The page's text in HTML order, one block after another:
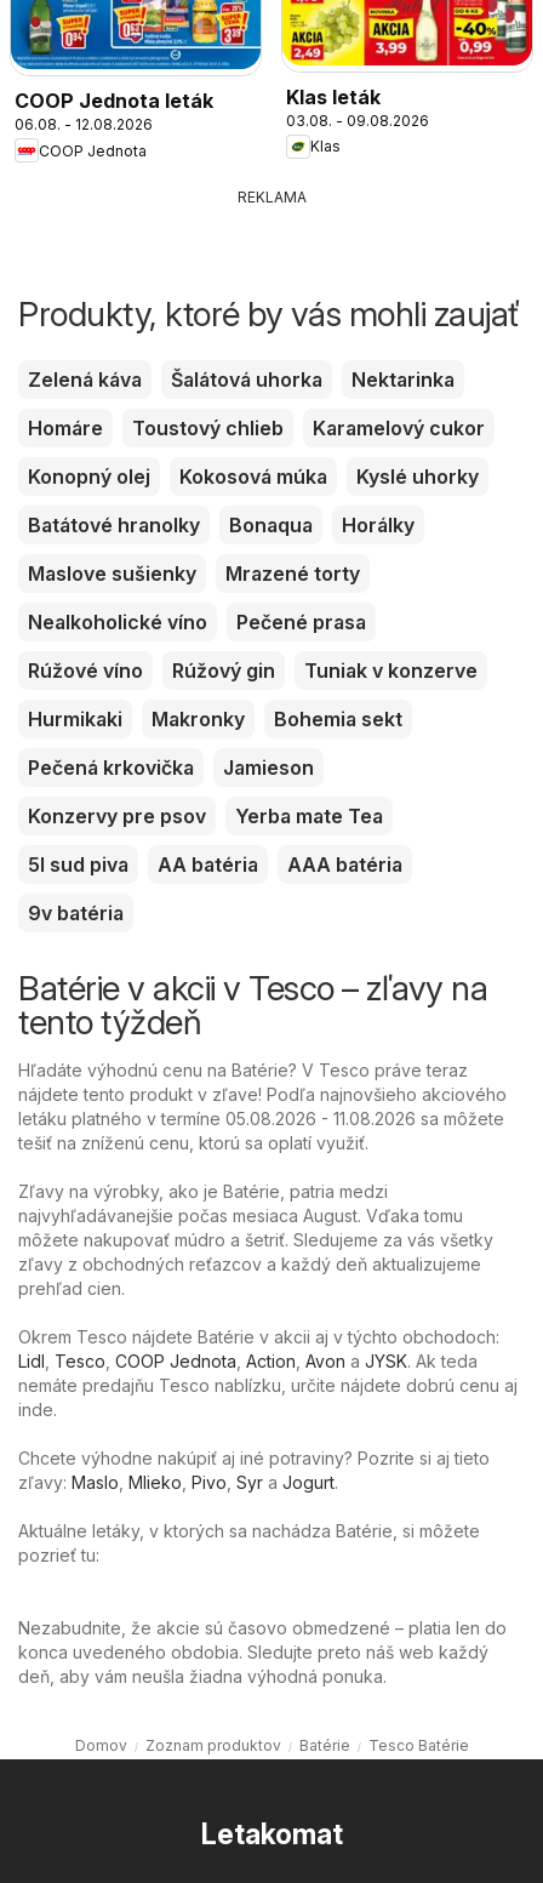
COOP Jednota leták
06.08. - 12.08.2026
COOP Jednota
Klas leták
03.08. - 09.08.2026
Klas
REKLAMA
Produkty, ktoré by vás mohli zaujať
Zelená káva Šalátová uhorka
Nektarinka
Homáre
Toustový chlieb
Karamelový cukor
Konopný olej
Kokosová múka
Kyslé uhorky
Batátové hranolky
Bonaqua
Horálky
Maslove sušienky
Mrazené torty
Nealkoholické víno
Pečené prasa
Rúžové víno
Rúžový gin
Tuniak v konzerve
Hurmikaki
Makronky
Bohemia sekt
Pečená krkovička
Jamieson
Konzervy pre psov
Yerba mate Tea
5l sud piva
AA batéria
AAA batéria
9v batéria
Batérie v akcii v Tesco – zľavy na
tento týždeň
Hľadáte výhodnú cenu na Batérie? V Tesco práve teraz
nájdete tento produkt v zľave! Podľa najnovšieho akciového
letáku platného v termíne 05.08.2026 - 11.08.2026 sa môžete
tešiť na zníženú cenu, ktorú sa oplatí využiť.
Zľavy na výrobky, ako je Batérie, patria medzi
najvyhľadávanejšie počas mesiaca August. Vďaka tomu
môžete nakupovať múdro a šetriť. Sledujeme za vás všetky
zľavy z obchodných reťazcov a každý deň aktualizujeme
prehľad cien.
Okrem Tesco nájdete Batérie v akcii aj v týchto obchodoch:
Lidl Tesco COOP Jednota Action Avon a JYSK. Ak teda
nemáte predajňu Tesco nablízku, určite nájdete dobrú cenu aj
inde.
Chcete výhodne nakúpiť aj iné potraviny? Pozrite si aj tieto
zľavy: Maslo Mlieko Pivo Syr a Jogurt.
Aktuálne letáky, v ktorých sa nachádza Batérie, si môžete
pozrieť tu:
Nezabudnite, že akcie sú časovo obmedzené – platia len do
konca uvedeného obdobia. Sledujte preto náš web každý
deň, aby vám neušla žiadna výhodná ponuka.
Domov Zoznam produktov Batérie Tesco Batérie
Letakomat